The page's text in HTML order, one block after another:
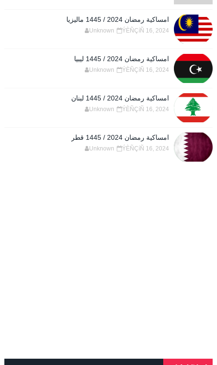
امساكية رمضان 2024 / 1445 ماليزيا
Unknown ÝÈÑÇíÑ 16, 2024
امساكية رمضان 2024 / 1445 ليبيا
Unknown ÝÈÑÇíÑ 16, 2024
امساكية رمضان 2024 / 1445 لبنان
Unknown ÝÈÑÇíÑ 16, 2024
امساكية رمضان 2024 / 1445 قطر
Unknown ÝÈÑÇíÑ 16, 2024